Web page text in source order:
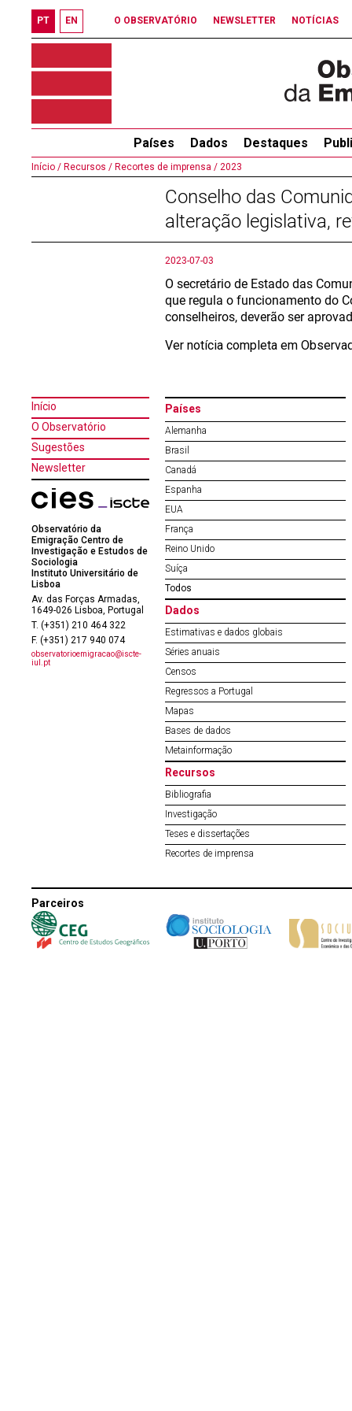
PT EN O OBSERVATÓRIO NEWSLETTER NOTÍCIAS
Países Dados Destaques
Início / Recursos / Recortes de imprensa / 2023
Conselho das
alteração legislativa,
2023-07-03
O secretário de Estado das
que regula o funcionamento do
conselheiros, deverão ser
Ver notícia completa em
Início
O Observatório
Sugestões
Newsletter
Observatório da
Emigração Centro de
Investigação e Estudos de
Sociologia
Instituto Universitário de
Lisboa
Av. das Forças Armadas,
1649-026 Lisboa, Portugal
T. (+351) 210 464 322
F. (+351) 217 940 074
observatorioemigracao@iscte-
iul.pt
Países
Alemanha
Brasil
Canadá
Espanha
EUA
França
Reino Unido
Suíça
Todos
Dados
Estimativas e dados globais
Séries anuais
Censos
Regressos a Portugal
Mapas
Bases de dados
Metainformação
Recursos
Bibliografia
Investigação
Teses e dissertações
Recortes de imprensa
Parceiros